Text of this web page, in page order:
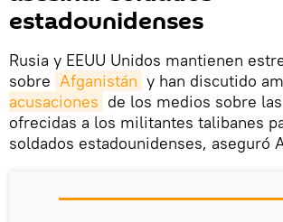
estadounidenses
Rusia y EEUU Unidos mantienen
sobre Afganistán y han discutido
acusaciones de los medios sobre
ofrecidas a los militantes talibanes
soldados estadounidenses, aseguró